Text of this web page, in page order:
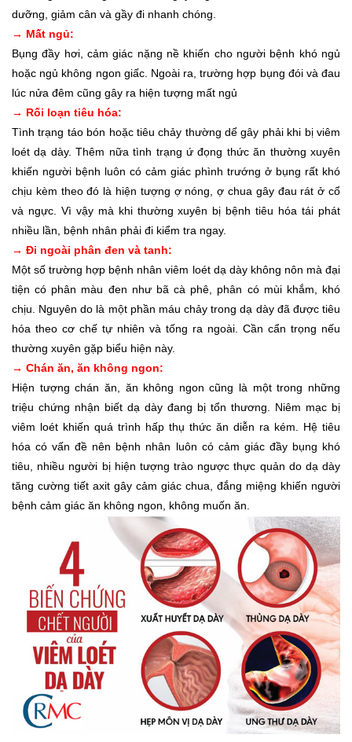
dưỡng, giảm cân và gầy đi nhanh chóng.
→ Mất ngủ:
Bụng đầy hơi, cảm giác nặng nề khiến cho người bệnh khó ngủ
hoặc ngủ không ngon giấc. Ngoài ra, trường hợp bụng đói và đau
lúc nửa đêm cũng gây ra hiện tượng mất ngủ
→ Rối loạn tiêu hóa:
Tình trạng táo bón hoặc tiêu chảy thường dể gây phải khi bị viêm
loét dạ dày. Thêm nữa tình trạng ứ đọng thức ăn thường xuyên
khiến người bệnh luôn có cảm giác phình trướng ở bụng rất khó
chịu kèm theo đó là hiện tượng ợ nóng, ợ chua gây đau rát ở cổ
và ngực. Vì vậy mà khi thường xuyên bị bệnh tiêu hóa tái phát
nhiều lần, bệnh nhân phải đi kiểm tra ngay.
→ Đi ngoài phân đen và tanh:
Một số trường hợp bệnh nhân viêm loét dạ dày không nôn mà đại
tiện có phân màu đen như bã cà phê, phân có mùi khắm, khó
chịu. Nguyên do là một phần máu chảy trong dạ dày đã được tiêu
hóa theo cơ chế tự nhiên và tống ra ngoài. Cần cẩn trọng nếu
thường xuyên gặp biểu hiện này.
→ Chán ăn, ăn không ngon:
Hiện tượng chán ăn, ăn không ngon cũng là một trong những
triệu chứng nhận biết dạ dày đang bị tổn thương. Niêm mạc bị
viêm loét khiến quá trình hấp thụ thức ăn diễn ra kém. Hệ tiêu
hóa có vấn đề nên bệnh nhân luôn có cảm giác đầy bụng khó
tiêu, nhiều người bị hiện tượng trào ngược thực quản do dạ dày
tăng cường tiết axit gây cảm giác chua, đắng miệng khiến người
bệnh cảm giác ăn không ngon, không muốn ăn.